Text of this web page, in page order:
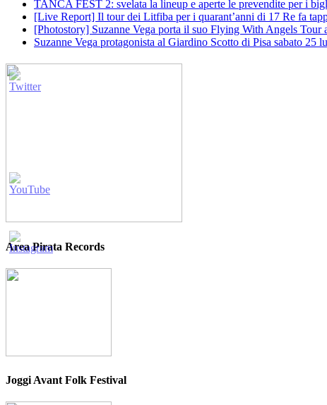
TANCA FEST 2: svelata la lineup e aperte le prevendite per i
[Live Report] Il tour dei Litfiba per i quarant’anni di 17 Re fa
[Photostory] Suzanne Vega porta il suo Flying With Angels Tour
Suzanne Vega protagonista al Giardino Scotto di Pisa sabato 25
Area Pirata Records
Joggi Avant Folk Festival